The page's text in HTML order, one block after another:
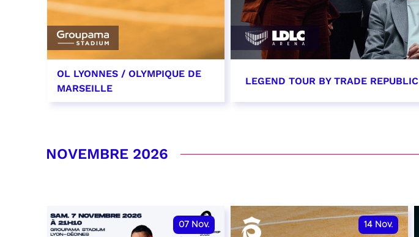
OL LYONNES / OLYMPIQUE DE
MARSEILLE
RÉSERVER
LEGEND TOUR BY TRADE REPUBLIC
NOVEMBRE 2026
07 Nov. 14 Nov.